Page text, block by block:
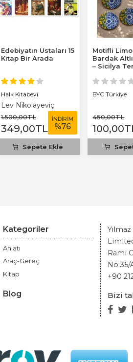
Edebiyatın Ustaları 15
Kitap Bir Arada
Halk Kitabevi
Lev Nikolayeviç
Tolstoy
1.500,00TL
349,00TL
İNDİRİM
%76
Sepete Ekle
Motifli
Bardak
– Sicilya
BYC Türkiye
450,00TL
100,00
Kategoriler
Anlatı
Araç-Gereç
Kitap
Blog
Rami
No:35/
+90
Bizi